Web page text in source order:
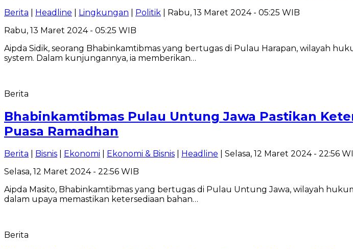
Berita Headline Lingkungan Politik | Rabu, 13 Maret 2024 - 05:25 WIB
Rabu, 13 Maret 2024 - 05:25 WIB
Aipda Sidik, seorang Bhabinkamtibmas yang bertugas di Pulau Harapan, wilayah
system. Dalam kunjungannya, ia memberikan…
Berita
Bhabinkamtibmas Pulau Untung Jawa Pastikan
Puasa Ramadhan
Berita Bisnis Ekonomi Ekonomi & Bisnis Headline | Selasa, 12 Maret 2024 - 22:56
Selasa, 12 Maret 2024 - 22:56 WIB
Aipda Masito, Bhabinkamtibmas yang bertugas di Pulau Untung Jawa, wilayah
dalam upaya memastikan ketersediaan bahan…
Berita